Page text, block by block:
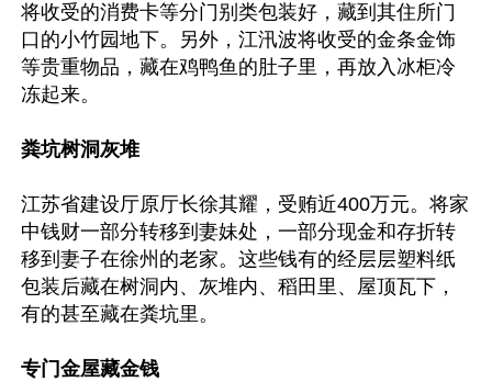
将收受的消费卡等分门别类包装好，藏到其住所门
口的小竹园地下。另外，江汛波将收受的金条金饰
等贵重物品，藏在鸡鸭鱼的肚子里，再放入冰柜冷
冻起来。
粪坑树洞灰堆
江苏省建设厅原厅长徐其耀，受贿近400万元。将家
中钱财一部分转移到妻妹处，一部分现金和存折转
移到妻子在徐州的老家。这些钱有的经层层塑料纸
包装后藏在树洞内、灰堆内、稻田里、屋顶瓦下，
有的甚至藏在粪坑里。
专门金屋藏金钱